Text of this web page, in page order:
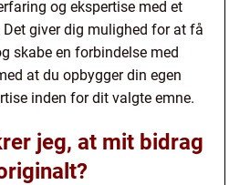
og ekspertise med et
Det giver dig mulighed for at få
skabe en forbindelse med
at du opbygger din egen
inden for dit valgte emne.
jeg, at mit bidrag